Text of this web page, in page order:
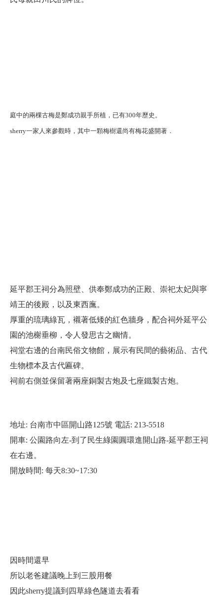
庭中的兩棵古梅是鄭成功親手所植，已有300年歷史。
sherry一家人來參觀時，其中一顆梅樹還尚有梅花盛開著．
延平郡王祠分為照壁、供奉鄭成功的正殿、崇祀太妃與寧
靖王的後殿，以及東西廡。
厚重的琉璃綠瓦，襯著低矮的紅色牆身，配合祠外延平公
園的池榭垂柳，令人發思古之幽情。
祠堂右邊的台南民俗文物館，展示有民間的藝術品、古代
生物標本及古代匾碑。
祠前右側並保留著兩座銅製古炮及七座鐵製古炮。
地址: 台南市中區開山路125號 電話: 213-5518
開車: 公園路向左-到了民生綠園圓環進開山路-延平郡王祠
在右邊。
開放時間: 每天8:30~17:30
因時間還早
所以老爸建議晚上到三股用餐
因此sherry提議到四草綠色隧道去看看